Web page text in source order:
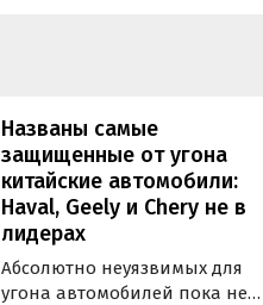
Названы самые
защищенные от угона
китайские автомобили:
Haval, Geely и Chery не в
лидерах
Абсолютно неуязвимых для
угона автомобилей пока не